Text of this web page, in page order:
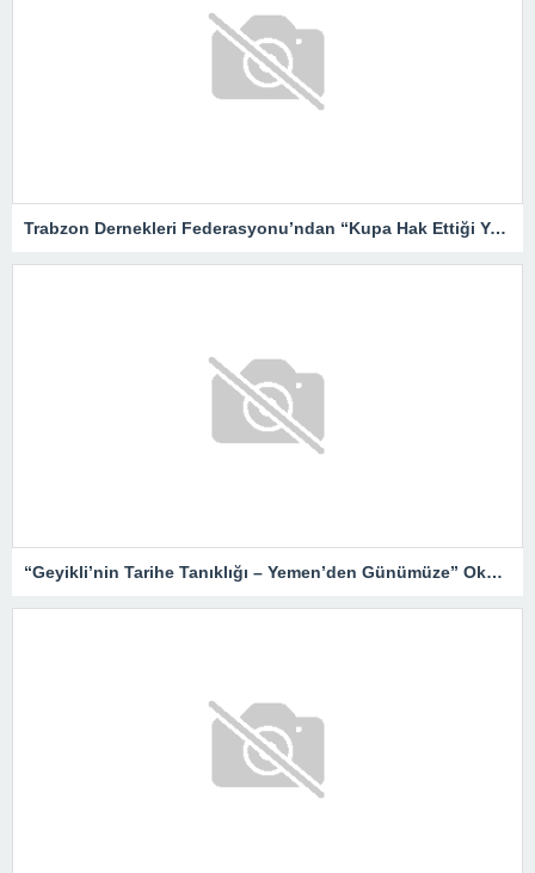
Trabzon Dernekleri Federasyonu’ndan “Kupa Hak Ettiği Yere Verilsin”
“Geyikli’nin Tarihe Tanıklığı – Yemen’den Günümüze” Okurlarıyla Buluşuyor…